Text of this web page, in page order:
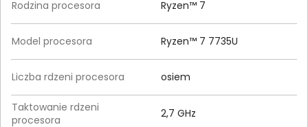
Rodzina procesora Ryzen™ 7
Model procesora Ryzen™ 7 7735U
Liczba rdzeni procesora osiem
Taktowanie rdzeni
procesora
2,7 GHz